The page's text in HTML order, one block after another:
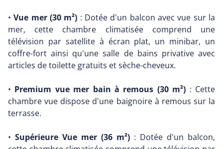
•Vue mer (30 m²) : Dotée d'un balcon avec vue sur la
mer, cette chambre climatisée comprend une
télévision par satellite à écran plat, un minibar, un
coffre-fort ainsi qu'une salle de bains privative avec
articles de toilette gratuits et sèche-cheveux.
• Premium vue mer bain à remous (30 m²) : Cette
chambre vue dispose d'une baignoire à remous sur la
terrasse.
• Supérieure Vue mer (36 m²) : Dotée d'un balcon,